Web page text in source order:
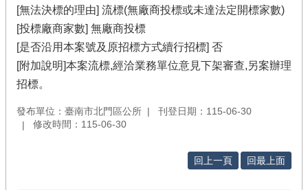
[無法決標的理由] 流標(無廠商投標或未達法定開標家數)
[投標廠商家數] 無廠商投標
[是否沿用本案號及原招標方式續行招標] 否
[附加說明]本案流標,經洽業務單位意見下架審查,另案辦理
招標。
發布單位：臺南市北門區公所
刊登日期：115-06-30
修改時間：115-06-30
回上一頁 回最上面